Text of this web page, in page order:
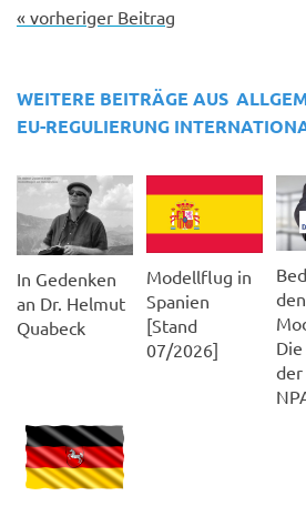
« vorheriger Beitrag
WEITERE BEITRÄGE AUS
EU-REGULIERUNG
In Gedenken
an Dr. Helmut
Quabeck
Modellflug in
Spanien
[Stand
07/2026]
den
der